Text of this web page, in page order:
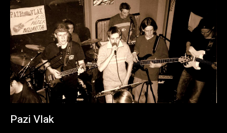
Pazi Vlak